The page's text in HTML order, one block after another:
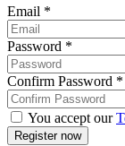
Email *
Password *
Confirm Password *
You accept our